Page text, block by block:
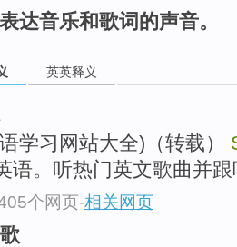
达音乐和歌词的声音。
英英释义
学习网站大全)（转载）
语。听热门英文歌曲并
个网页-相关网页